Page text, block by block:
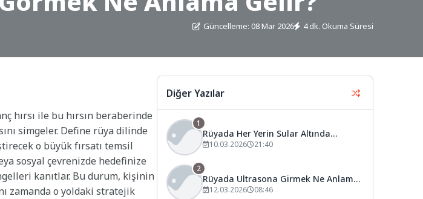
Güncelleme: 08 Mar 2026 4 dk. Okuma Süresi
hırsı ile bu hırsın beraberinde
simgeler. Define rüya dilinde
o büyük fırsatı temsil
sosyal çevrenizde hedefinize
kanıtlar. Bu durum, kişinin
zamanda o yoldaki stratejik
Diğer Yazılar
1
Rüyada Her Yerin Sular Altında
Kaldığını Görmek Ne Anlama Gelir?
10.03.2026 21:40
2
Rüyada Ultrasona Girmek Ne Anlama
Gelir?
12.03.2026 08:46